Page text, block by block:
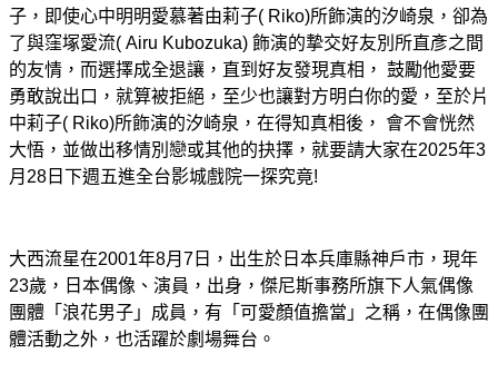
子，即使心中明明愛慕著由莉子( Riko)所飾演的汐崎泉，卻為
了與窪塚愛流( Airu Kubozuka) 飾演的摯交好友別所直彥之間
的友情，而選擇成全退讓，直到好友發現真相， 鼓勵他愛要
勇敢說出口，就算被拒絕，至少也讓對方明白你的愛，至於片
中莉子( Riko)所飾演的汐崎泉，在得知真相後， 會不會恍然
大悟，並做出移情別戀或其他的抉擇，就要請大家在2025年3
月28日下週五進全台影城戲院一探究竟!
大西流星在2001年8月7日，出生於日本兵庫縣神戶市，現年
23歲，日本偶像、演員，出身，傑尼斯事務所旗下人氣偶像
團體「浪花男子」成員，有「可愛顏值擔當」之稱，在偶像團
體活動之外，也活躍於劇場舞台。